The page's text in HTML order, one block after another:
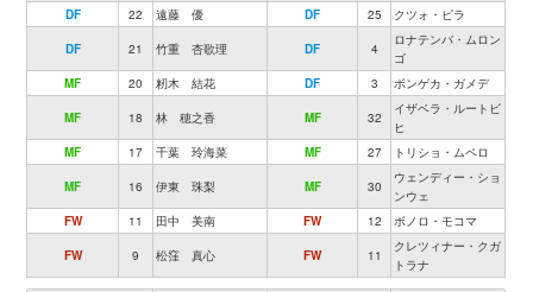
DF
22 遠藤 優 DF 25 クツォ・ピラ
DF 21 竹重 杏歌理 DF 4
ロナテンバ・ムロン
ゴ
MF
20 籾木 結花 DF 3 ボンゲカ・ガメデ
MF 18 林 穂之香 MF 32
イザベラ・ルートビ
ヒ
MF
17 千葉 玲海菜 MF 27 トリショ・ムペロ
MF 16 伊東 珠梨 MF 30
ウェンディー・ショ
ンウェ
FW
11 田中 美南 FW 12 ボノロ・モコマ
FW 9 松窪 真心 FW 11
クレツィナー・クガ
トラナ